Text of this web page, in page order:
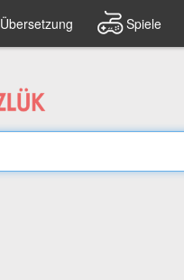
Übersetzung Spiele